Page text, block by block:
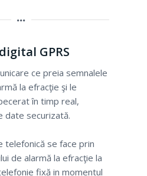
GPRS
ce preia semnalele
la efracţie şi le
în timp real,
date securizată.
telefonică se face prin
de alarmă la efracţie la
fixă in momentul